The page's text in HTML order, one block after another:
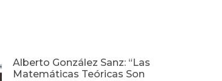
Alberto González Sanz: “Las
Matemáticas Teóricas Son